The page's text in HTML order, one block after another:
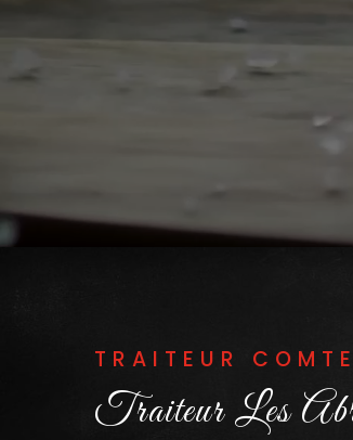
TRAITEUR COMTE
Traiteur Les